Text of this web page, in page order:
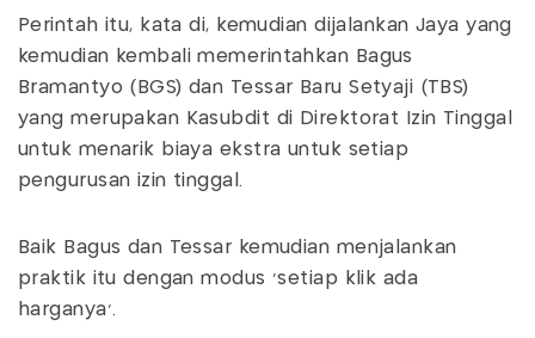
Perintah itu, kata di, kemudian dijalankan Jaya yang
kemudian kembali memerintahkan Bagus
Bramantyo (BGS) dan Tessar Baru Setyaji (TBS)
yang merupakan Kasubdit di Direktorat Izin Tinggal
untuk menarik biaya ekstra untuk setiap
pengurusan izin tinggal.
Baik Bagus dan Tessar kemudian menjalankan
praktik itu dengan modus 'setiap klik ada
harganya'.